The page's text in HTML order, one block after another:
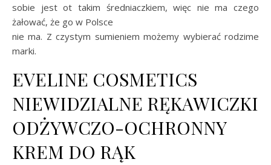
sobie jest ot takim średniaczkiem, więc nie ma czego
żałować, że go w Polsce
nie ma. Z czystym sumieniem możemy wybierać rodzime
marki.
EVELINE COSMETICS
NIEWIDZIALNE RĘKAWICZKI
ODŻYWCZO-OCHRONNY
KREM DO RĄK